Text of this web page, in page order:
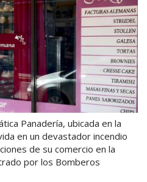
Panadería, ubicada en la
en un devastador incendio
de su comercio en la
por los Bomberos